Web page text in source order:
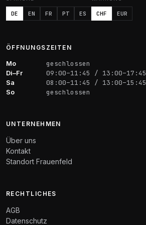
DE EN FR PT ES CHF EUR
ÖFFNUNGSZEITEN
Mo geschlossen
Di–Fr 09:00–11:45 / 13:00–17:45
Sa 08:00–11:45 / 13:00–15:45
So geschlossen
UNTERNEHMEN
Über uns
Kontakt
Standort Frauenfeld
RECHTLICHES
AGB
Datenschutz